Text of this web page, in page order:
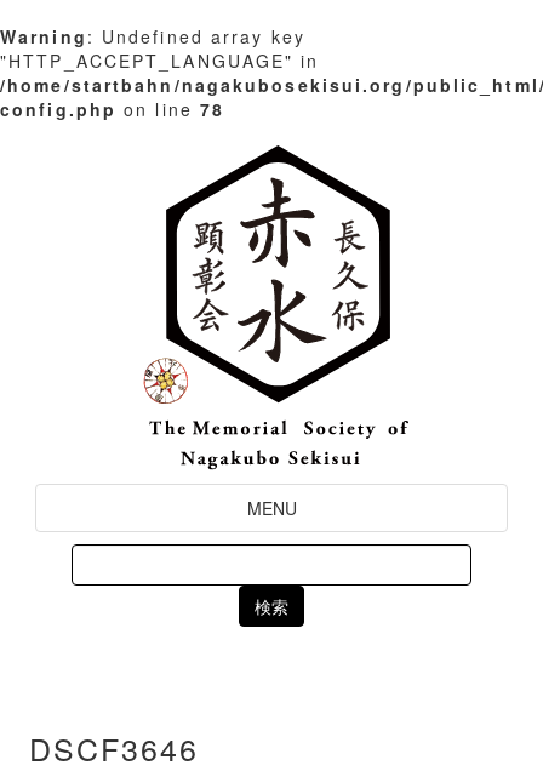
Warning : Undefined array key
"HTTP_ACCEPT_LANGUAGE" in
/home/startbahn/nagakubosekisui.org/
config.php on line 78
Toggle
Navigation
MENU
Search
for:
DSCF3646